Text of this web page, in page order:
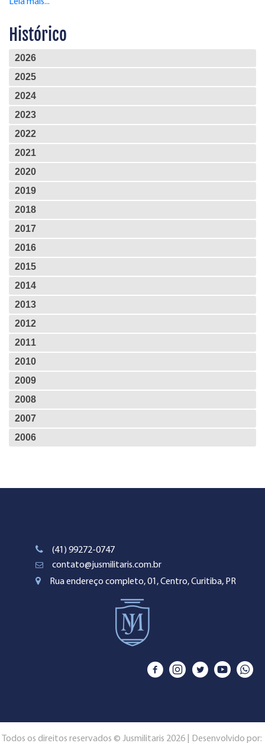
Histórico
2026
2025
2024
2023
2022
2021
2020
2019
2018
2017
2016
2015
2014
2013
2012
2011
2010
2009
2008
2007
2006
(41) 99272-0747
contato@jusmilitaris.com.br
Rua endereço completo, 01, Centro, Curitiba, PR
Todos os direitos reservados © Jusmilitaris 2026 | Desenvolvido por: